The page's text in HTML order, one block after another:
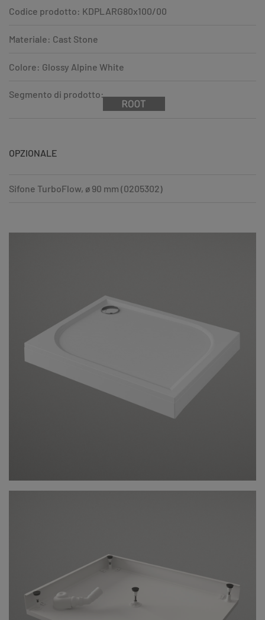
Codice prodotto: KDPLARG80x100/00
Materiale: Cast Stone
Colore: Glossy Alpine White
Segmento di prodotto:
OPZIONALE
Sifone TurboFlow, ø 90 mm (0205302)